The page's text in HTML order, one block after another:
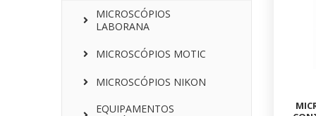
MICROSCÓPIOS
LABORANA
MICROSCÓPIOS MOTIC
MICROSCÓPIOS NIKON
EQUIPAMENTOS